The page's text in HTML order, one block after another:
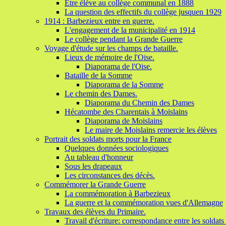
Etre élève au collège communal en 1888
La question des effectifs du collège jusquen 1929
1914 : Barbezieux entre en guerre.
L'engagement de la municipalité en 1914
Le collège pendant la Grande Guerre
Voyage d'étude sur les champs de bataille.
Lieux de mémoire de l'Oise.
Diaporama de l'Oise.
Bataille de la Somme
Diaporama de la Somme
Le chemin des Dames.
Diaporama du Chemin des Dames
Hécatombe des Charentais à Moislains
Diaporama de Moislains
Le maire de Moislains remercie les élèves
Portrait des soldats morts pour la France
Quelques données sociologiques
Au tableau d'honneur
Sous les drapeaux
Les circonstances des décès.
Commémorer la Grande Guerre
La commémoration à Barbezieux
La guerre et la commémoration vues d'Allemagne
Travaux des élèves du Primaire.
Travail d'écriture: correspondance entre les soldats